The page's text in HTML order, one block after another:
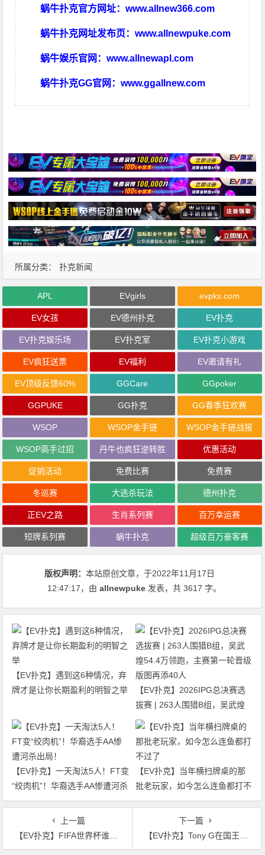
蜗牛扑克官方网址：www.allnew366.com
蜗牛扑克网址发布页：www.allnewpuke.com
蜗牛娱乐官网：www.allnewapl.com
蜗牛扑克GG官网：www.ggallnew.com
所属分类： 扑克新闻
APL EVgirls evpks.com
EV女孩 EV德州扑克 EV扑克
EV扑克娱乐场 EV扑克室 EV扑克小游戏
EV疯狂送票 EV福利 EV邀请有礼
EV顶级反馈60% GGCare GGpoker
GGPUKE GG扑克 GG春季狂欢赛
WSOP WSOP金手链 WSOP金手链战报
WSOP高手过招 丹牛也疯狂逆转胜 优惠活动
促销活动 免费比赛 免费赛
冬巡赛 大逃杀玩法 德州扑克
正EV之路 生肖系列赛 百万幸运赛
短牌系列赛 蜗牛扑克 超级百万豪客赛
版权声明：本站原创文章，于2022年11月17日
12:47:17，由allnewpuke 发表，共 3617 字。
【EV扑克】遇到这6种情况，弃
牌才是让你长期盈利的明智之举
【EV扑克】2026IPG总决赛选
拔赛 | 263人围猎B组，吴武煌
54.4万领跑，主赛第一轮晋级版
图再添40人
【EV扑克】一天淘汰5人！FT变
“绞肉机”！华裔选手AA惨遭河杀
出局！
【EV扑克】当年横扫牌桌的那
批老玩家，如今怎么连鱼都打不
过了
上一篇
【EV扑克】FIFA世界杯谁是夺冠热门？策略分析助力你的锦标赛之路！
下一篇
【EV扑克】Tony G在国王娱乐场一晚上赢100万欧元，然后坐私人飞机回家